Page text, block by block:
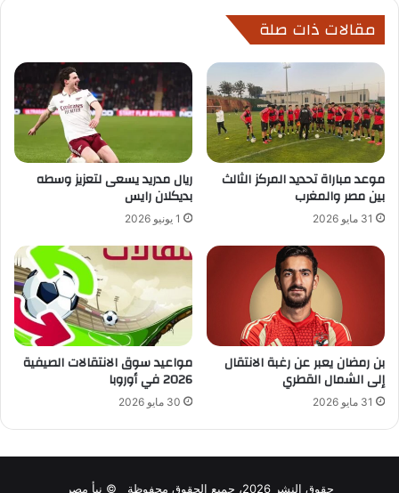
مقالات ذات صلة
موعد مباراة تحديد المركز الثالث
بين مصر والمغرب
31 مايو 2026
ريال مدريد يسعى لتعزيز وسطه
بديكلان رايس
1 يونيو 2026
بن رمضان يعبر عن رغبة الانتقال
إلى الشمال القطري
31 مايو 2026
مواعيد سوق الانتقالات الصيفية
2026 في أوروبا
30 مايو 2026
حقوق النشر 2026، جميع الحقوق محفوظة © نبأ مصر